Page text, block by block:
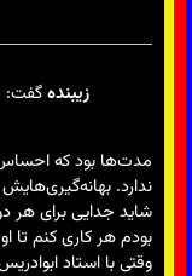
زیبندهگفت:
مدت‌ها بود که
ندارد.
شاید جدایی برای هر
بودم هر کاری کنم تا
وقتی با استاد